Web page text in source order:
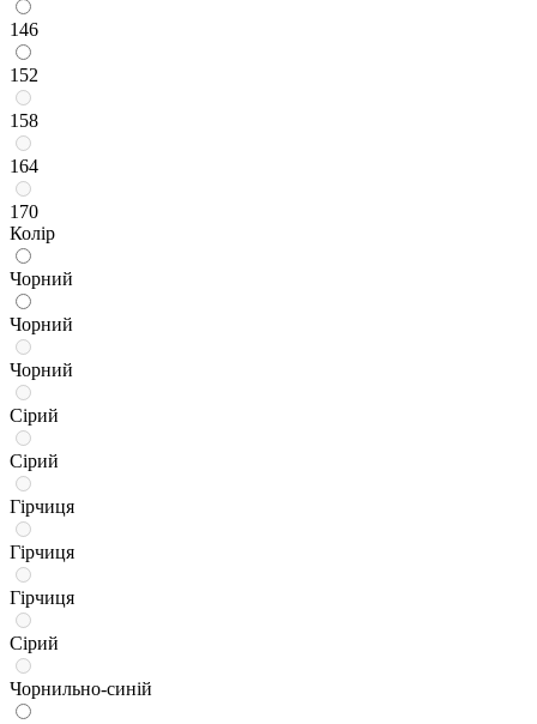
146
152
158
164
170
Колір
Чорний
Чорний
Чорний
Сірий
Сірий
Гірчиця
Гірчиця
Гірчиця
Сірий
Чорнильно-синій